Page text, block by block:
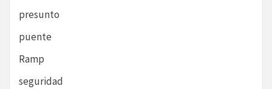
presunto
puente
Ramp
seguridad